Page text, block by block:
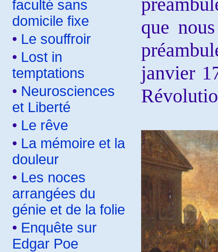
faculté sans
domicile fixe
• Le souffroir
• Lost in
temptations
• Neurosciences
et Liberté
• Le rêve
• La mémoire et la
douleur
• Les noces
arrangées du
génie et de la folie
• Enquête sur
Edgar Poe
que
janvier